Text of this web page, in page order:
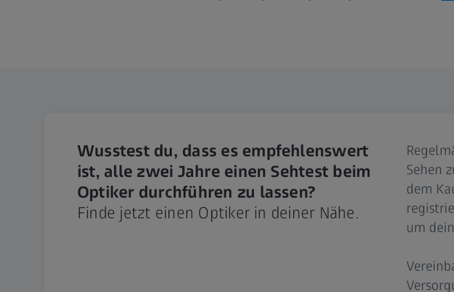
Wusstest du, dass es empfehlenswert
ist, alle zwei Jahre einen Sehtest beim
Optiker durchführen zu lassen?
Finde jetzt einen Optiker in deiner Nähe.
Sehen
dem
um